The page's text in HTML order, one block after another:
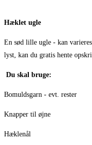
Hæklet ugle
En sød lille ugle - kan
lyst, kan du gratis hente
Du skal bruge:
Bomuldsgarn - evt. rester
Knapper til øjne
Hæklenål